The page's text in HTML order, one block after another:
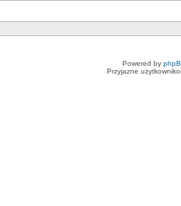
Powered by
Przyjazne